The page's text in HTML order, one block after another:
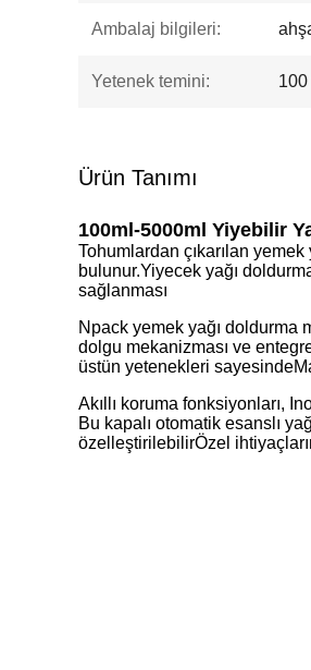
Ambalaj bilgileri:
Yetenek temini: 100
Ürün Tanımı
100ml-5000ml Yiyebilir
Tohumlardan çıkarılan yemek
bulunur.Yiyecek yağı
sağlanması
Npack yemek yağı doldurma
dolgu mekanizması ve
üstün yetenekleri
Akıllı koruma fonksiyonları,
Bu kapalı otomatik esanslı
özelleştirilebilirÖzel